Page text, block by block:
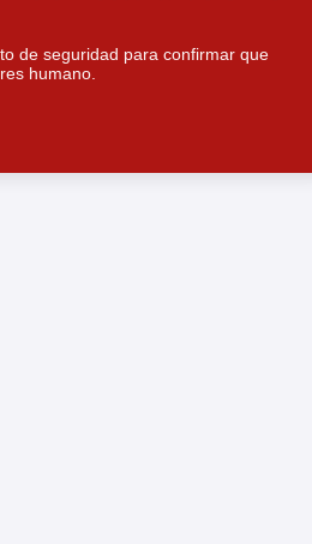
de seguridad para confirmar que
humano.